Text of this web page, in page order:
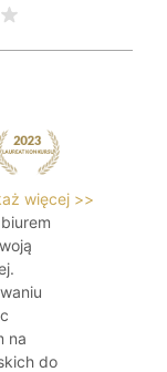
więcej >>
na
do